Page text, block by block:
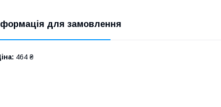
для замовлення
464 ₴